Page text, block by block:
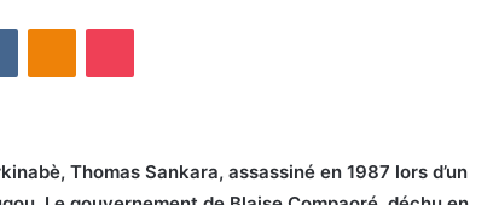
Thomas Sankara, assassiné en 1987 lors d’un